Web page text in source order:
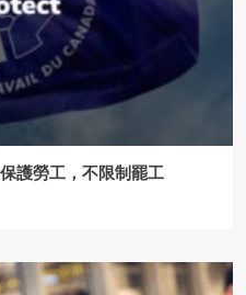
護勞工，不限制罷工